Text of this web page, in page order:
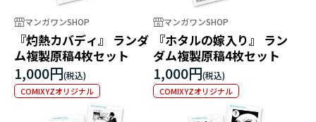
マンガワンSHOP
『灼熱カバディ』 ランダ
ム複製原稿4枚セット
1,000円
COMIXYZオリジナル
マンガワンSHOP
『ホタルの嫁入り』 ラン
ダム複製原稿4枚セット
1,000円
COMIXYZオリジナル